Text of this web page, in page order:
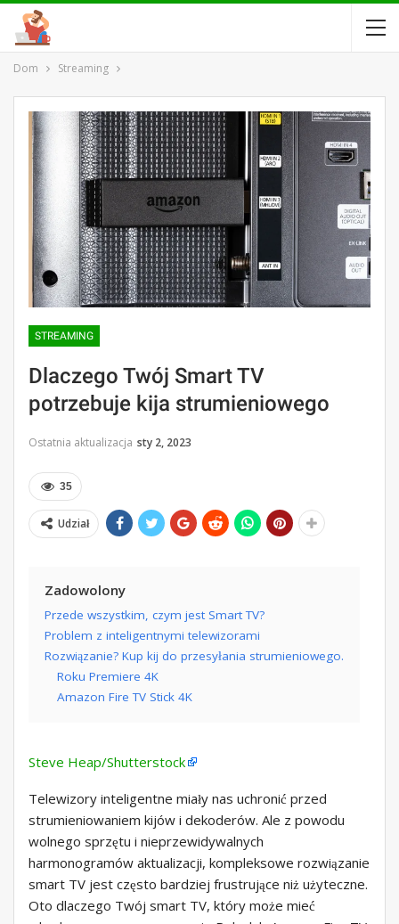
Dom Streaming
STREAMING
Dlaczego Twój Smart TV
potrzebuje kija strumieniowego
Ostatnia aktualizacja sty 2, 2023
35
Udział
Zadowolony
Przede wszystkim, czym jest Smart TV?
Problem z inteligentnymi telewizorami
Rozwiązanie? Kup kij do przesyłania strumieniowego.
Roku Premiere 4K
Amazon Fire TV Stick 4K
Steve Heap/Shutterstock
Telewizory inteligentne miały nas uchronić przed
strumieniowaniem kijów i dekoderów. Ale z powodu
wolnego sprzętu i nieprzewidywalnych
harmonogramów aktualizacji, kompleksowe rozwiązanie
smart TV jest często bardziej frustrujące niż użyteczne.
Oto dlaczego Twój smart TV, który może mieć